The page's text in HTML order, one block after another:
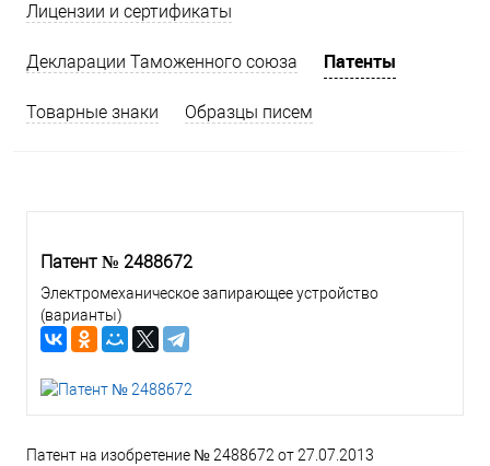
Лицензии и сертификаты
Декларации Таможенного союза Патенты
Товарные знаки Образцы писем
Патент № 2488672
Электромеханическое запирающее устройство
(варианты)
Патент на изобретение № 2488672 от 27.07.2013